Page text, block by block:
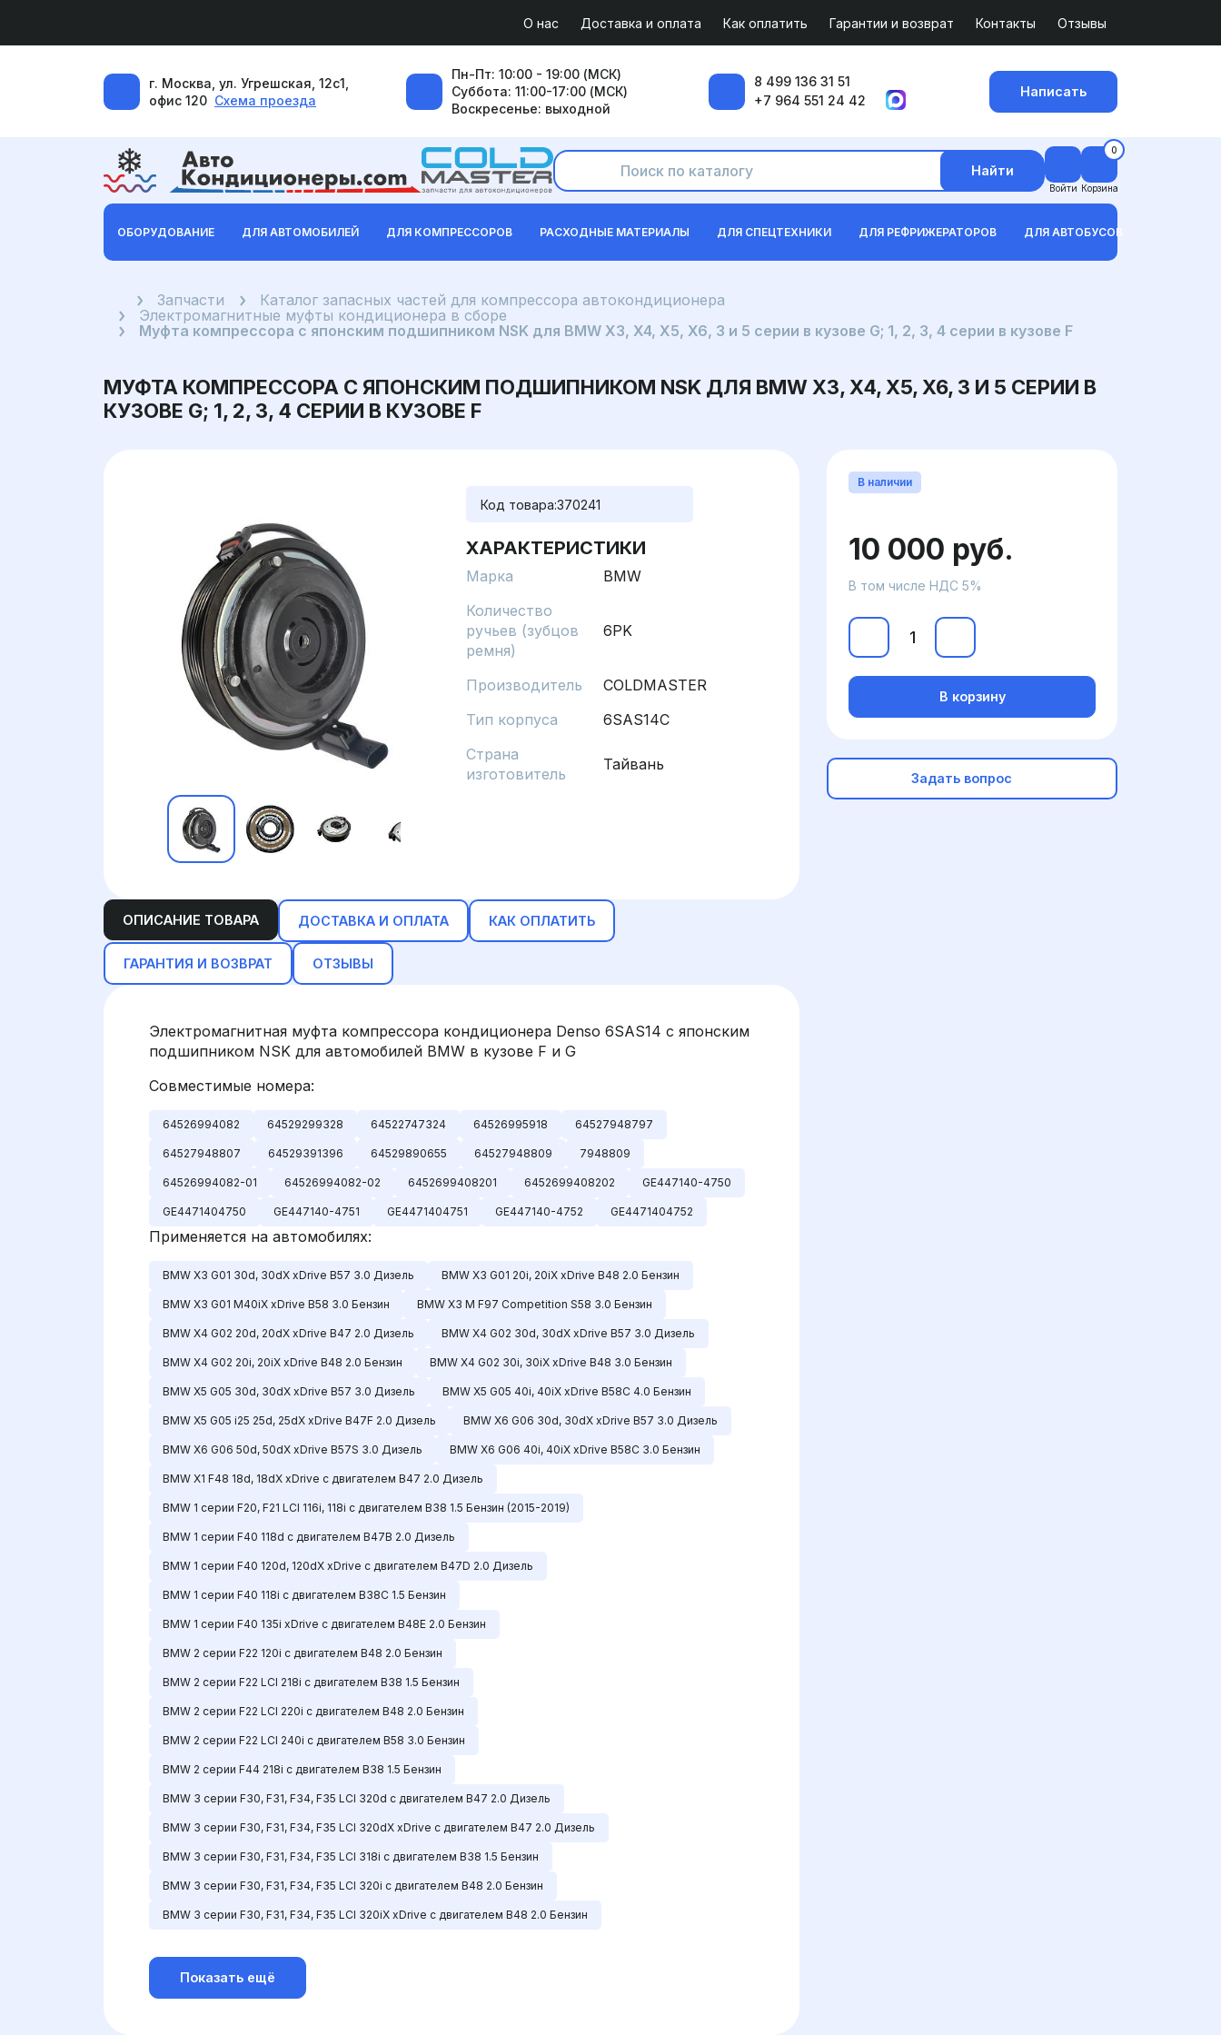
О нас Доставка и оплата Как оплатить Гарантии и возврат Контакты Отзывы
г. Москва, ул. Угрешская, 12с1,
офис 120 Схема проезда
Пн-Пт: 10:00 - 19:00 (МСК)
Суббота: 11:00-17:00 (МСК)
Воскресенье: выходной
8 499 136 31 51
+7 964 551 24 42
Написать
Найти
Войти
0
Корзина
ОБОРУДОВАНИЕ ДЛЯ АВТОМОБИЛЕЙ ДЛЯ КОМПРЕССОРОВ РАСХОДНЫЕ МАТЕРИАЛЫ ДЛЯ СПЕЦТЕХНИКИ ДЛЯ РЕФРИЖЕРАТОРОВ ДЛЯ АВТОБУСОВ
ГлавнаяЗапчасти
Каталог запасных частей для компрессора автокондиционера
Электромагнитные муфты кондиционера в сборе
Муфта компрессора с японским подшипником NSK для BMW X3, X4, X5, X6, 3 и 5 серии в кузове G; 1, 2, 3, 4 серии в кузове F
МУФТА КОМПРЕССОРА С ЯПОНСКИМ ПОДШИПНИКОМ NSK ДЛЯ BMW X3, X4, X5, X6, 3 И 5 СЕРИИ В
КУЗОВЕ G; 1, 2, 3, 4 СЕРИИ В КУЗОВЕ F
Код товара:370241
ХАРАКТЕРИСТИКИ
Марка
BMW
Количество
ручьев (зубцов
ремня)
6PK
Производитель
COLDMASTER
Тип корпуса
6SAS14C
Страна
изготовитель
Тайвань
ОПИСАНИЕ ТОВАРА ДОСТАВКА И ОПЛАТА КАК ОПЛАТИТЬ
ГАРАНТИЯ И ВОЗВРАТ ОТЗЫВЫ
Электромагнитная муфта компрессора кондиционера Denso 6SAS14 с японским
подшипником NSK для автомобилей BMW в кузове F и G
Совместимые номера:
64526994082 64529299328 64522747324 64526995918 64527948797
64527948807 64529391396 64529890655 64527948809 7948809
64526994082-01 64526994082-02 6452699408201 6452699408202 GE447140-4750
GE4471404750 GE447140-4751 GE4471404751 GE447140-4752 GE4471404752
Применяется на автомобилях:
BMW X3 G01 30d, 30dX xDrive B57 3.0 Дизель BMW X3 G01 20i, 20iX xDrive B48 2.0 Бензин
BMW X3 G01 M40iX xDrive B58 3.0 Бензин BMW X3 M F97 Competition S58 3.0 Бензин
BMW X4 G02 20d, 20dX xDrive B47 2.0 Дизель BMW X4 G02 30d, 30dX xDrive B57 3.0 Дизель
BMW X4 G02 20i, 20iX xDrive B48 2.0 Бензин BMW X4 G02 30i, 30iX xDrive B48 3.0 Бензин
BMW X5 G05 30d, 30dX xDrive B57 3.0 Дизель BMW X5 G05 40i, 40iX xDrive B58C 4.0 Бензин
BMW X5 G05 i25 25d, 25dX xDrive B47F 2.0 Дизель BMW X6 G06 30d, 30dX xDrive B57 3.0 Дизель
BMW X6 G06 50d, 50dX xDrive B57S 3.0 Дизель BMW X6 G06 40i, 40iX xDrive B58C 3.0 Бензин
BMW X1 F48 18d, 18dX xDrive с двигателем B47 2.0 Дизель
BMW 1 серии F20, F21 LCI 116i, 118i с двигателем B38 1.5 Бензин (2015-2019)
BMW 1 серии F40 118d с двигателем B47B 2.0 Дизель
BMW 1 серии F40 120d, 120dX xDrive с двигателем B47D 2.0 Дизель
BMW 1 серии F40 118i с двигателем B38C 1.5 Бензин
BMW 1 серии F40 135i xDrive с двигателем B48E 2.0 Бензин
BMW 2 серии F22 120i с двигателем B48 2.0 Бензин
BMW 2 серии F22 LCI 218i с двигателем B38 1.5 Бензин
BMW 2 серии F22 LCI 220i с двигателем B48 2.0 Бензин
BMW 2 серии F22 LCI 240i с двигателем B58 3.0 Бензин
BMW 2 серии F44 218i с двигателем B38 1.5 Бензин
BMW 3 серии F30, F31, F34, F35 LCI 320d с двигателем B47 2.0 Дизель
BMW 3 серии F30, F31, F34, F35 LCI 320dX xDrive с двигателем B47 2.0 Дизель
BMW 3 серии F30, F31, F34, F35 LCI 318i с двигателем B38 1.5 Бензин
BMW 3 серии F30, F31, F34, F35 LCI 320i с двигателем B48 2.0 Бензин
BMW 3 серии F30, F31, F34, F35 LCI 320iX xDrive с двигателем B48 2.0 Бензин
Показать ещё
В наличии
10 000 руб.
В том числе НДС 5%
В корзину
Задать вопрос